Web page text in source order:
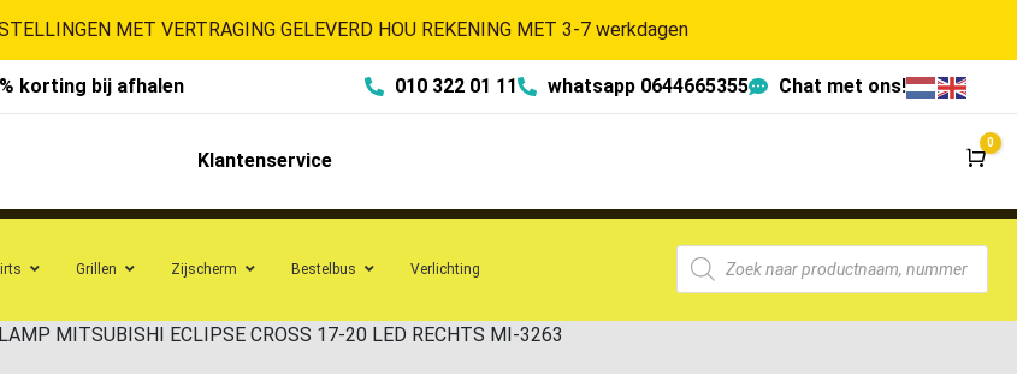
MET VERTRAGING GELEVERD HOU REKENING MET 3-7 werkdagen
korting bij afhalen 010 322 01 11 whatsapp 0644665355 Chat met ons!
Klantenservice
0
Grillen Zijscherm Bestelbus Verlichting
MITSUBISHI ECLIPSE CROSS 17-20 LED RECHTS MI-3263